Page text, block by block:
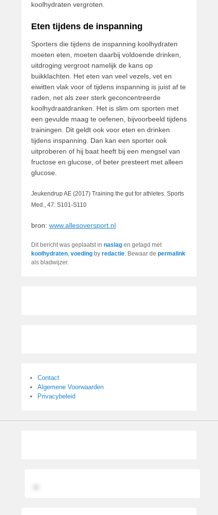
koolhydraten vergroten.
Eten tijdens de inspanning
Sporters die tijdens de inspanning koolhydraten
moeten eten, moeten daarbij voldoende drinken,
uitdroging vergroot namelijk de kans op
buikklachten. Het eten van veel vezels, vet en
eiwitten vlak voor of tijdens inspanning is juist af te
raden, net als zeer sterk geconcentreerde
koolhydraatdranken. Het is slim om sporten met
een gevulde maag te oefenen, bijvoorbeeld tijdens
trainingen. Dit geldt ook voor eten en drinken
tijdens inspanning. Dan kan een sporter ook
uitproberen of hij baat heeft bij een mengsel van
fructose en glucose, of beter presteert met alleen
glucose.
Jeukendrup AE (2017) Training the gut for athletes. Sports
Med., 47: S101-S110
bron: www.allesoversport.nl
Dit bericht was geplaatst in naslag en getagd met
koolhydraten, voeding by redactie. Bewaar de permalink
als bladwijzer.
Contact
Algemene Voorwaarden
Privacybeleid